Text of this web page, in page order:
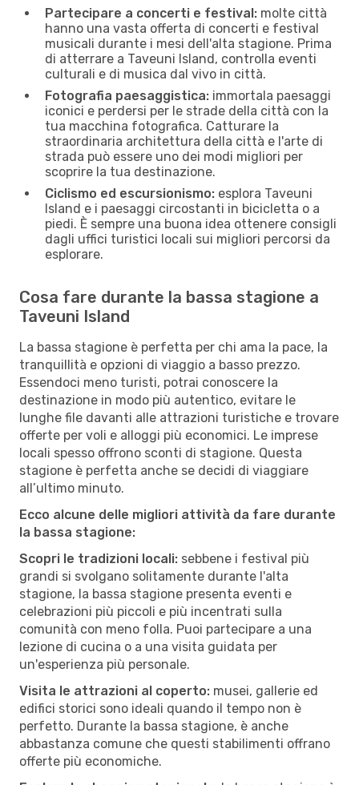
Partecipare a concerti e festival: molte città
hanno una vasta offerta di concerti e festival
musicali durante i mesi dell'alta stagione. Prima
di atterrare a Taveuni Island, controlla eventi
culturali e di musica dal vivo in città.
Fotografia paesaggistica: immortala paesaggi
iconici e perdersi per le strade della città con la
tua macchina fotografica. Catturare la
straordinaria architettura della città e l'arte di
strada può essere uno dei modi migliori per
scoprire la tua destinazione.
Ciclismo ed escursionismo: esplora Taveuni
Island e i paesaggi circostanti in bicicletta o a
piedi. È sempre una buona idea ottenere consigli
dagli uffici turistici locali sui migliori percorsi da
esplorare.
Cosa fare durante la bassa stagione a
Taveuni Island
La bassa stagione è perfetta per chi ama la pace, la
tranquillità e opzioni di viaggio a basso prezzo.
Essendoci meno turisti, potrai conoscere la
destinazione in modo più autentico, evitare le
lunghe file davanti alle attrazioni turistiche e trovare
offerte per voli e alloggi più economici. Le imprese
locali spesso offrono sconti di stagione. Questa
stagione è perfetta anche se decidi di viaggiare
all’ultimo minuto.
Ecco alcune delle migliori attività da fare durante
la bassa stagione:
Scopri le tradizioni locali: sebbene i festival più
grandi si svolgano solitamente durante l'alta
stagione, la bassa stagione presenta eventi e
celebrazioni più piccoli e più incentrati sulla
comunità con meno folla. Puoi partecipare a una
lezione di cucina o a una visita guidata per
un'esperienza più personale.
Visita le attrazioni al coperto: musei, gallerie ed
edifici storici sono ideali quando il tempo non è
perfetto. Durante la bassa stagione, è anche
abbastanza comune che questi stabilimenti offrano
offerte più economiche.